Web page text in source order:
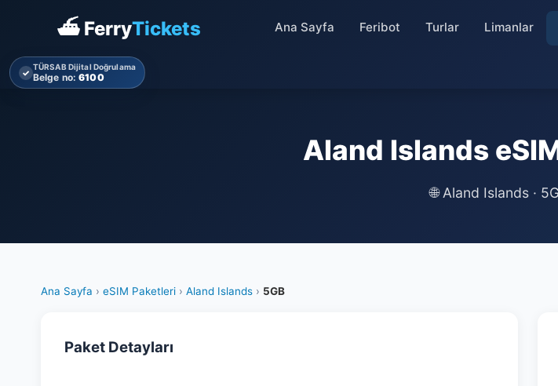
⛴ FerryTickets Ana Sayfa Feribot Turlar Limanlar
✓
TÜRSAB Dijital Doğrulama
Belge no: 6100
Aland Islands
🌐Aland Islands ·
Ana Sayfa › eSIM Paketleri › Aland Islands › 5GB
Paket Detayları